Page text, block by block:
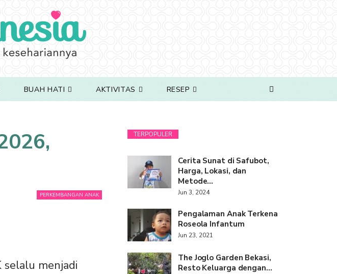
BUAH HATI AKTIVITAS RESEP
PERKEMBANGAN ANAK
selalu menjadi
TERPOPULER
Cerita Sunat di Safubot,
Harga, Lokasi, dan
Metode…
Jun 3, 2024
Pengalaman Anak Terkena
Roseola Infantum
Jun 23, 2021
The Joglo Garden Bekasi,
Resto Keluarga dengan…